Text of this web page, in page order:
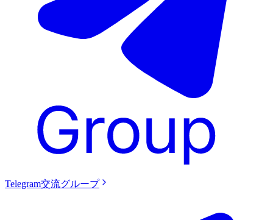
Telegram交流グループ